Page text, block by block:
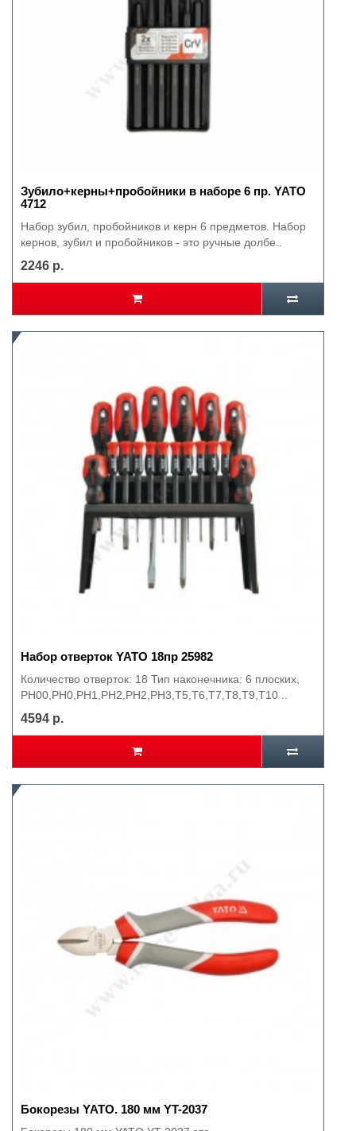
Зубило+керны+пробойники в наборе 6 пр. YATO
4712
Набор зубил, пробойников и керн 6 предметов. Набор
кернов, зубил и пробойников - это ручные долбе..
2246 р.
Набор отверток YATO 18пр 25982
Количество отверток: 18 Тип наконечника: 6 плоских,
PH00,PH0,PH1,PH2,PH2,PH3,Т5,Т6,Т7,Т8,Т9,Т10 ..
4594 р.
Бокорезы YATO. 180 мм YT-2037